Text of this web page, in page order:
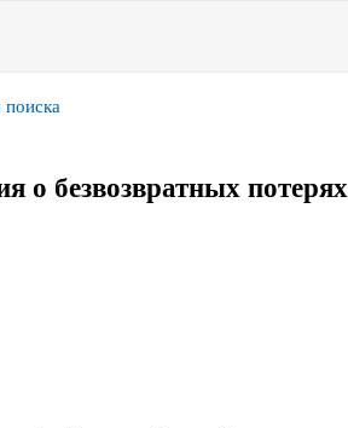
поиска
о безвозвратных потерях